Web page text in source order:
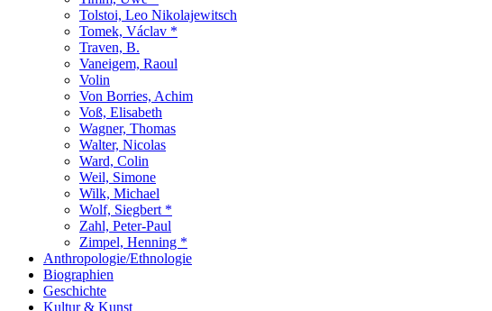
Tolstoi, Leo Nikolajewitsch
Tomek, Václav *
Traven, B.
Vaneigem, Raoul
Volin
Von Borries, Achim
Voß, Elisabeth
Wagner, Thomas
Walter, Nicolas
Ward, Colin
Weil, Simone
Wilk, Michael
Wolf, Siegbert *
Zahl, Peter-Paul
Zimpel, Henning *
Anthropologie/Ethnologie
Biographien
Geschichte
Kultur & Kunst